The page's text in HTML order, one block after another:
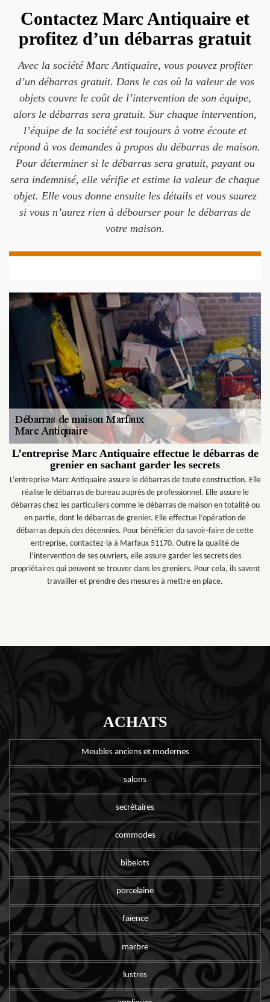
Contactez Marc Antiquaire et
profitez d’un débarras gratuit
Avec la société Marc Antiquaire, vous pouvez profiter
d’un débarras gratuit. Dans le cas où la valeur de vos
objets couvre le coût de l’intervention de son équipe,
alors le débarras sera gratuit. Sur chaque intervention,
l’équipe de la société est toujours à votre écoute et
répond à vos demandes à propos du débarras de maison.
Pour déterminer si le débarras sera gratuit, payant ou
sera indemnisé, elle vérifie et estime la valeur de chaque
objet. Elle vous donne ensuite les détails et vous saurez
si vous n’aurez rien à débourser pour le débarras de
votre maison.
L’entreprise Marc Antiquaire effectue le débarras de
grenier en sachant garder les secrets
L’entreprise Marc Antiquaire assure le débarras de toute construction. Elle
réalise le débarras de bureau auprès de professionnel. Elle assure le
débarras chez les particuliers comme le débarras de maison en totalité ou
en partie, dont le débarras de grenier. Elle effectue l’opération de
débarras depuis des décennies. Pour bénéficier du savoir-faire de cette
entreprise, contactez-la à Marfaux 51170. Outre la qualité de
l’intervention de ses ouvriers, elle assure garder les secrets des
propriétaires qui peuvent se trouver dans les greniers. Pour cela, ils savent
travailler et prendre des mesures à mettre en place.
ACHATS
Meubles anciens et modernes
salons
secrétaires
commodes
bibelots
porcelaine
faïence
marbre
lustres